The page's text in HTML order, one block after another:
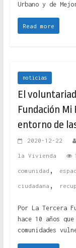
Urbano y de
Read more
noticias
El
Fundación
entorno de
2020-12-22
la Vivienda
comunidad ,
ciudadana ,
Por La Tercera
hace 10 años
comunidades